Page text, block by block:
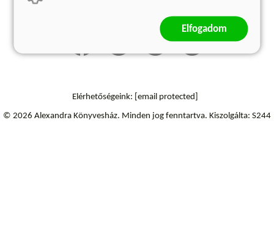
Elérhetőségeink: [email protected]
© 2026 Alexandra Könyvesház. Minden jog fenntartva. Kiszolgálta: S244
Elfogadom